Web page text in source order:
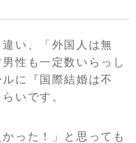
い、「外国人は無
性も一定数いらっし
に『国際結婚は不
いです。
った！」と思っても